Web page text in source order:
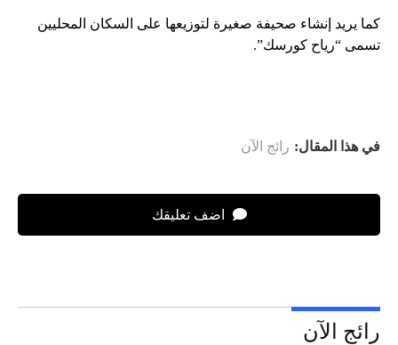
كما يريد إنشاء صحيفة صغيرة لتوزيعها على السكان المحليين
تسمى “رياح كورسك”.
في هذا المقال: رائج الآن
اضف تعليقك
رائج الآن